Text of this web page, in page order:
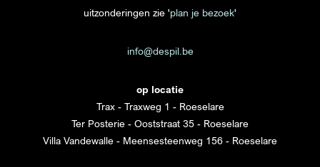
uitzonderingen zie 'plan je bezoek'
info@despil.be
op locatie
Trax - Traxweg 1 - Roeselare
Ter Posterie - Ooststraat 35 - Roeselare
Villa Vandewalle - Meensesteenweg 156 - Roeselare